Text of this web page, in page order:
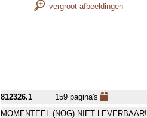
vergroot afbeeldingen
812326.1 159 pagina's
MOMENTEEL (NOG) NIET LEVERBAAR!